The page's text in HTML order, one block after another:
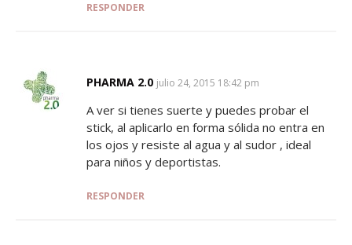
RESPONDER
PHARMA 2.0 SAYS:
julio 24, 2015 18:42 pm
A ver si tienes suerte y puedes probar el
stick, al aplicarlo en forma sólida no entra en
los ojos y resiste al agua y al sudor , ideal
para niños y deportistas.
RESPONDER